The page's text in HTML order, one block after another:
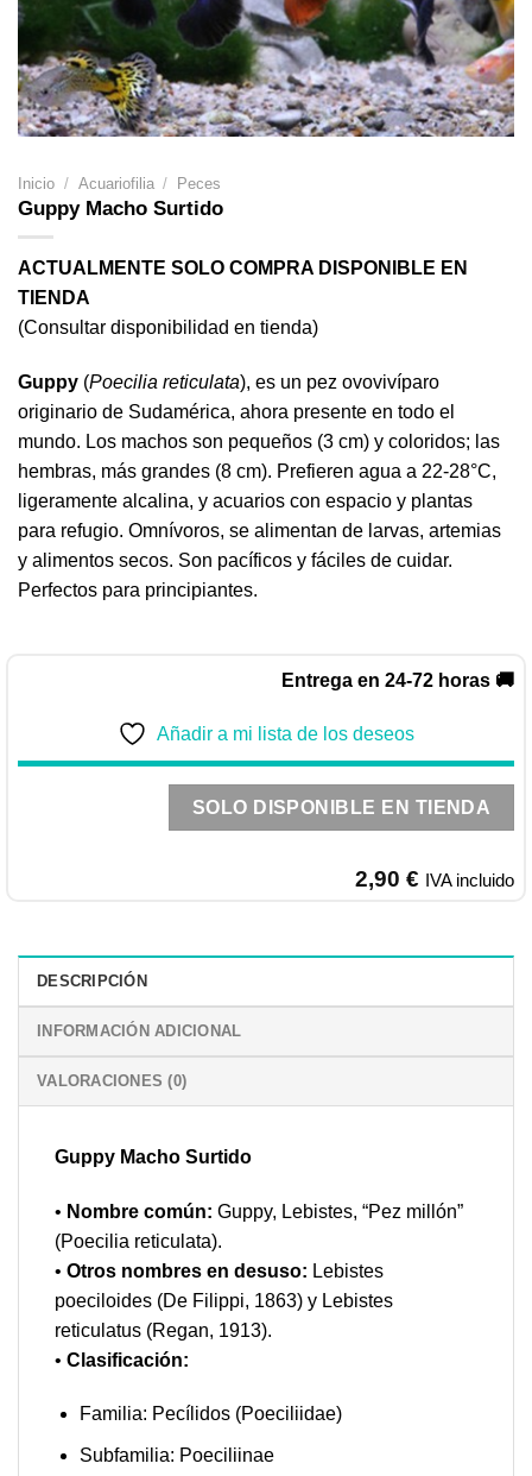
Inicio / Acuariofilia / Peces
Guppy Macho Surtido
ACTUALMENTE SOLO COMPRA DISPONIBLE EN
TIENDA
(Consultar disponibilidad en tienda)
Guppy (Poecilia reticulata), es un pez ovovivíparo
originario de Sudamérica, ahora presente en todo el
mundo. Los machos son pequeños (3 cm) y coloridos; las
hembras, más grandes (8 cm). Prefieren agua a 22-28°C,
ligeramente alcalina, y acuarios con espacio y plantas
para refugio. Omnívoros, se alimentan de larvas, artemias
y alimentos secos. Son pacíficos y fáciles de cuidar.
Perfectos para principiantes.
Entrega en 24-72 horas 🚚
Añadir a mi lista de los deseos
SOLO DISPONIBLE EN TIENDA
2,90 € IVA incluido
DESCRIPCIÓN
INFORMACIÓN ADICIONAL
VALORACIONES (0)
Guppy Macho Surtido
• Nombre común: Guppy, Lebistes, “Pez millón”
(Poecilia reticulata).
• Otros nombres en desuso: Lebistes
poeciloides (De Filippi, 1863) y Lebistes
reticulatus (Regan, 1913).
• Clasificación:
Familia: Pecílidos (Poeciliidae)
Subfamilia: Poeciliinae